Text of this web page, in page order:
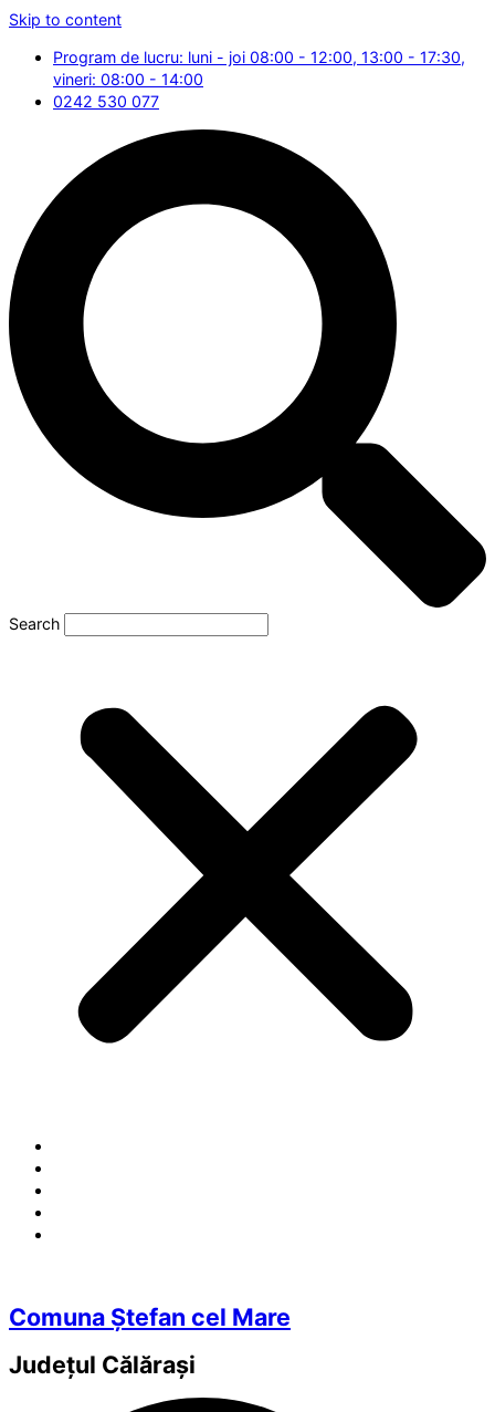
Skip to content
Program de lucru: luni - joi 08:00 - 12:00, 13:00 - 17:30,
vineri: 08:00 - 14:00
0242 530 077
Search
Comuna Ștefan cel Mare
Județul Călărași